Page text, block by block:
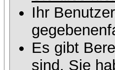
Ihr
Es gibt
sind. Sie